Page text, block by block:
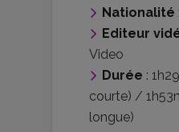
Nationalité
Editeur
Video
Durée :
courte) /
longue)